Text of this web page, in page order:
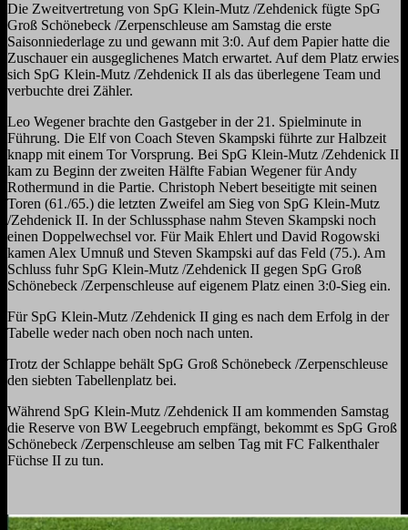
Die Zweitvertretung von SpG Klein-Mutz /Zehdenick fügte SpG
Groß Schönebeck /Zerpenschleuse am Samstag die erste
Saisonniederlage zu und gewann mit 3:0. Auf dem Papier hatte die
Zuschauer ein ausgeglichenes Match erwartet. Auf dem Platz erwies
sich SpG Klein-Mutz /Zehdenick II als das überlegene Team und
verbuchte drei Zähler.
Leo Wegener brachte den Gastgeber in der 21. Spielminute in
Führung. Die Elf von Coach Steven Skampski führte zur Halbzeit
knapp mit einem Tor Vorsprung. Bei SpG Klein-Mutz /Zehdenick II
kam zu Beginn der zweiten Hälfte Fabian Wegener für Andy
Rothermund in die Partie. Christoph Nebert beseitigte mit seinen
Toren (61./65.) die letzten Zweifel am Sieg von SpG Klein-Mutz
/Zehdenick II. In der Schlussphase nahm Steven Skampski noch
einen Doppelwechsel vor. Für Maik Ehlert und David Rogowski
kamen Alex Umnuß und Steven Skampski auf das Feld (75.). Am
Schluss fuhr SpG Klein-Mutz /Zehdenick II gegen SpG Groß
Schönebeck /Zerpenschleuse auf eigenem Platz einen 3:0-Sieg ein.
Für SpG Klein-Mutz /Zehdenick II ging es nach dem Erfolg in der
Tabelle weder nach oben noch nach unten.
Trotz der Schlappe behält SpG Groß Schönebeck /Zerpenschleuse
den siebten Tabellenplatz bei.
Während SpG Klein-Mutz /Zehdenick II am kommenden Samstag
die Reserve von BW Leegebruch empfängt, bekommt es SpG Groß
Schönebeck /Zerpenschleuse am selben Tag mit FC Falkenthaler
Füchse II zu tun.